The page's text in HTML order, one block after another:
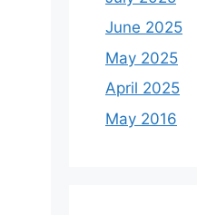
June 2025
May 2025
April 2025
May 2016